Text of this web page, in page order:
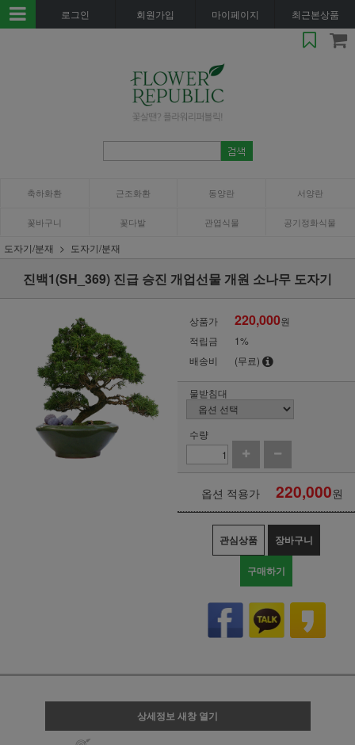
로그인 회원가입 마이페이지 최근본상품
축하화환 근조화환 동양란 서양란
꽃바구니 꽃다발 관엽식물 공기정화식물
도자기/분재 도자기/분재
진백1(SH_369) 진급 승진 개업선물 개원 소나무 도자기
상품가 220,000원
적립금
1%
배송비
(무료)
물받침대
수량
옵션 적용가 220,000원
관심상품 장바구니
구매하기
상세정보 새창 열기